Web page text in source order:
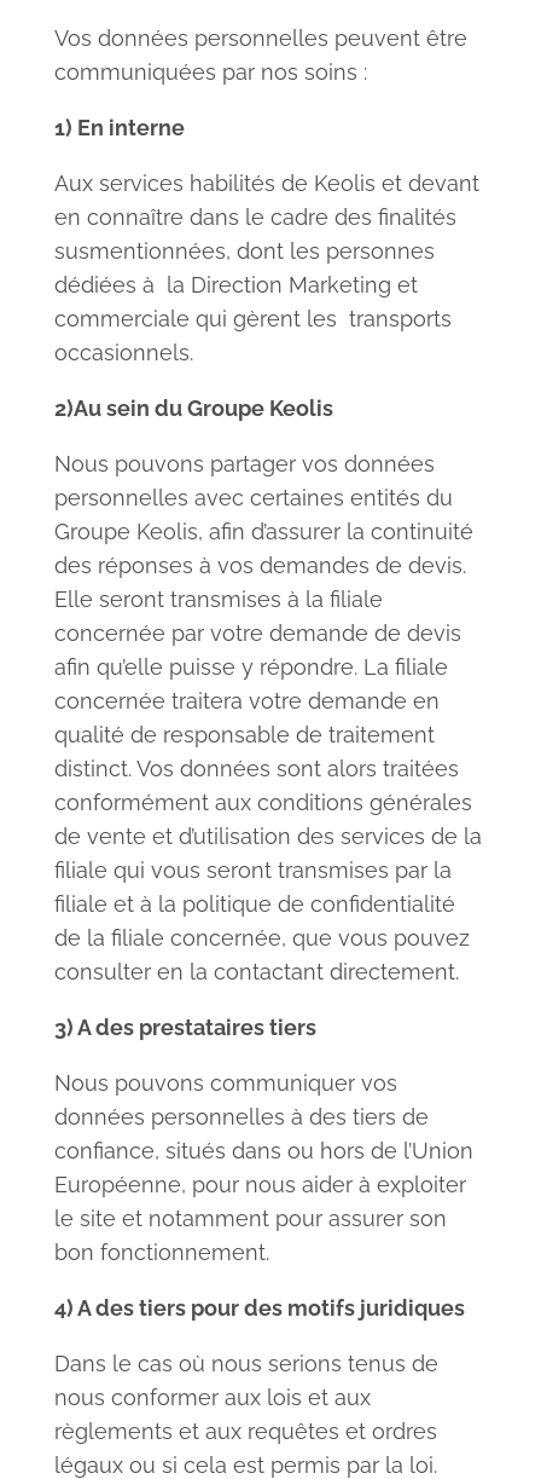
Vos données personnelles peuvent être
communiquées par nos soins :
1) En interne
Aux services habilités de Keolis et devant
en connaître dans le cadre des finalités
susmentionnées, dont les personnes
dédiées à la Direction Marketing et
commerciale qui gèrent les transports
occasionnels.
2)Au sein du Groupe Keolis
Nous pouvons partager vos données
personnelles avec certaines entités du
Groupe Keolis, afin d’assurer la continuité
des réponses à vos demandes de devis.
Elle seront transmises à la filiale
concernée par votre demande de devis
afin qu’elle puisse y répondre. La filiale
concernée traitera votre demande en
qualité de responsable de traitement
distinct. Vos données sont alors traitées
conformément aux conditions générales
de vente et d’utilisation des services de la
filiale qui vous seront transmises par la
filiale et à la politique de confidentialité
de la filiale concernée, que vous pouvez
consulter en la contactant directement.
3) A des prestataires tiers
Nous pouvons communiquer vos
données personnelles à des tiers de
confiance, situés dans ou hors de l’Union
Européenne, pour nous aider à exploiter
le site et notamment pour assurer son
bon fonctionnement.
4) A des tiers pour des motifs juridiques
Dans le cas où nous serions tenus de
nous conformer aux lois et aux
règlements et aux requêtes et ordres
légaux ou si cela est permis par la loi.